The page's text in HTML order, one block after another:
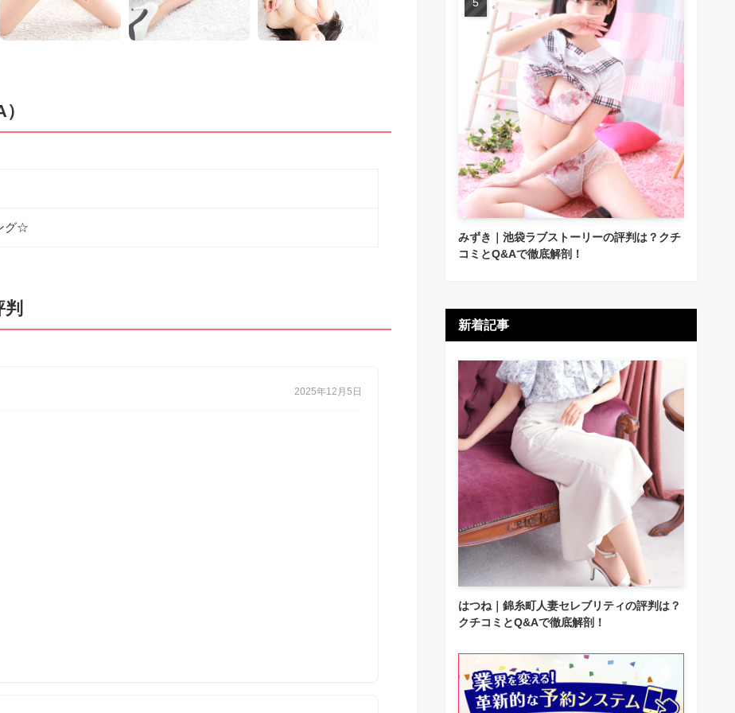
グ☆
2025年12月5日
みずき｜池袋ラブストーリーの評判は？クチ
コミとQ&Aで徹底解剖！
新着記事
はつね｜錦糸町人妻セレブリティの評判は？
クチコミとQ&Aで徹底解剖！